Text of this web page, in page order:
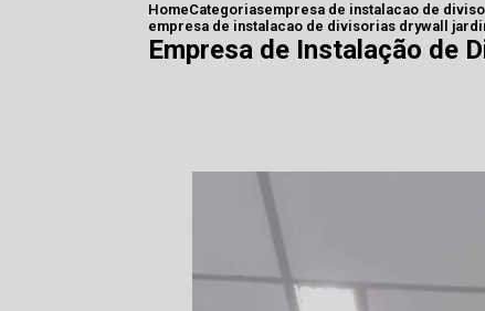
HomeCategoriasempresa de instalacao de
empresa de instalacao de divisorias drywall
Empresa de Instalação de